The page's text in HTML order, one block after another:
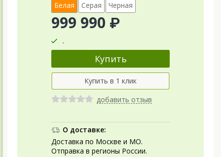
Белая
Серая Черная
999 990 ₽
.
добавить отзыв
О доставке:
Доставка по Москве и МО.
Отправка в регионы России.